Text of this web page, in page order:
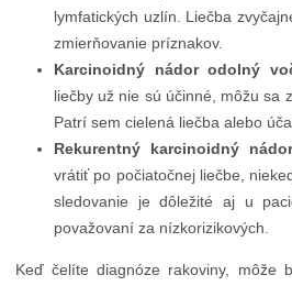
lymfatických uzlín. Liečba
zmierňovanie príznakov.
Karcinoidný nádor odolný
liečby už nie sú účinné, môžu sa
Patrí sem cielená liečba alebo
Rekurentný karcinoidný
vrátiť po počiatočnej liečbe,
sledovanie je dôležité aj u
považovaní za nízkorizikových.
Keď čelíte diagnóze rakoviny, môže